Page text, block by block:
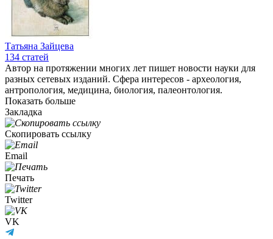
Татьяна Зайцева
134 статей
Автор на протяжении многих лет пишет новости науки для
разных сетевых изданий. Сфера интересов - археология,
антропология, медицина, биология, палеонтология.
Показать больше
Закладка
Скопировать ссылку
Email
Печать
Twitter
VK